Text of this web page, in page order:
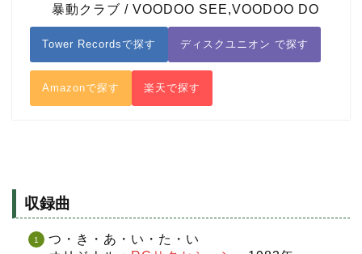
暴動クラブ / VOODOO SEE,VOODOO DO
Tower Recordsで探す ディスクユニオン で探す
Amazonで探す 楽天で探す
収録曲
つ・き・あ・い・た・い